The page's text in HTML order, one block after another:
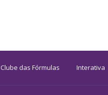
Clube das Fórmulas Interativa